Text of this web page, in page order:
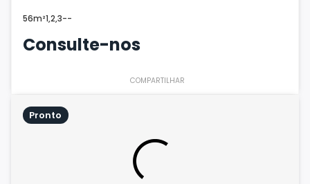
56m²1,2,3--
Consulte-nos
COMPARTILHAR
Pronto